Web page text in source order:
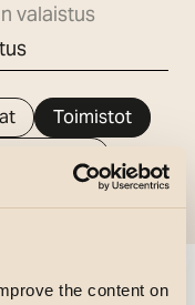
the content on
valaistus
Toimistot